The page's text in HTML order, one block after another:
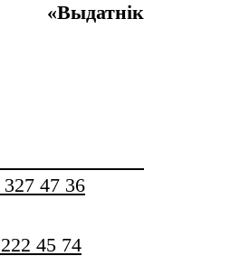
«Выдатнік
47 36
45 74